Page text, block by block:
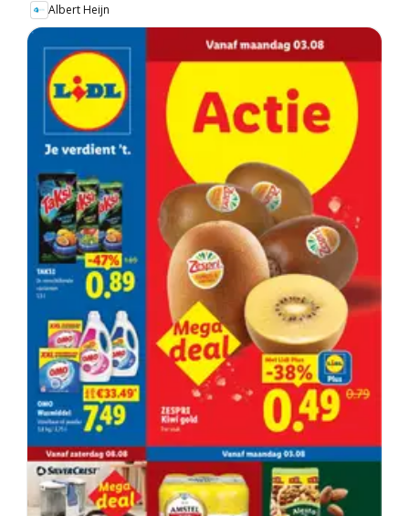
Albert Heijn